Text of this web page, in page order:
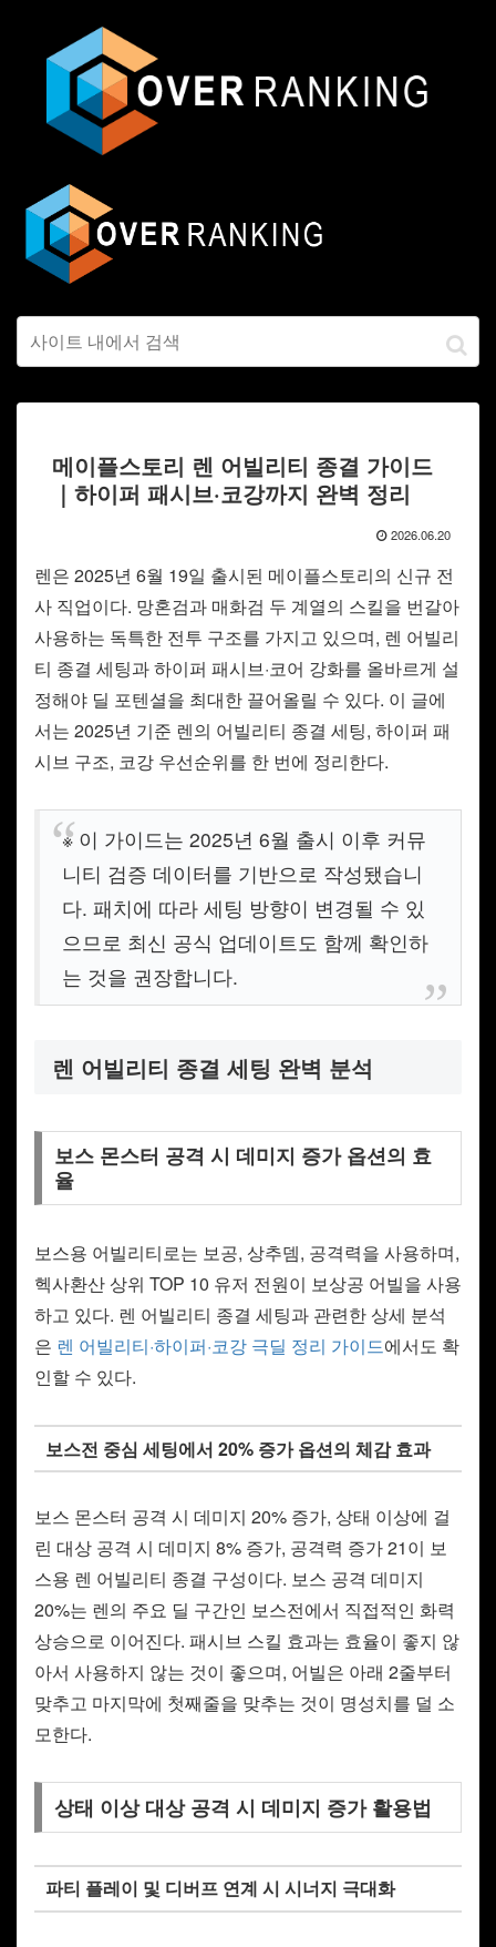
메이플스토리 렌 어빌리티 종결 가이드
｜하이퍼 패시브·코강까지 완벽 정리
2026.06.20
렌은 2025년 6월 19일 출시된 메이플스토리의 신규 전
사 직업이다. 망혼검과 매화검 두 계열의 스킬을 번갈아
사용하는 독특한 전투 구조를 가지고 있으며, 렌 어빌리
티 종결 세팅과 하이퍼 패시브·코어 강화를 올바르게 설
정해야 딜 포텐셜을 최대한 끌어올릴 수 있다. 이 글에
서는 2025년 기준 렌의 어빌리티 종결 세팅, 하이퍼 패
시브 구조, 코강 우선순위를 한 번에 정리한다.
※ 이 가이드는 2025년 6월 출시 이후 커뮤
니티 검증 데이터를 기반으로 작성됐습니
다. 패치에 따라 세팅 방향이 변경될 수 있
으므로 최신 공식 업데이트도 함께 확인하
는 것을 권장합니다.
렌 어빌리티 종결 세팅 완벽 분석
보스 몬스터 공격 시 데미지 증가 옵션의 효
율
보스용 어빌리티로는 보공, 상추뎀, 공격력을 사용하며,
헥사환산 상위 TOP 10 유저 전원이 보상공 어빌을 사용
하고 있다. 렌 어빌리티 종결 세팅과 관련한 상세 분석
은 렌 어빌리티·하이퍼·코강 극딜 정리 가이드에서도 확
인할 수 있다.
보스전 중심 세팅에서 20% 증가 옵션의 체감 효과
보스 몬스터 공격 시 데미지 20% 증가, 상태 이상에 걸
린 대상 공격 시 데미지 8% 증가, 공격력 증가 21이 보
스용 렌 어빌리티 종결 구성이다. 보스 공격 데미지
20%는 렌의 주요 딜 구간인 보스전에서 직접적인 화력
상승으로 이어진다. 패시브 스킬 효과는 효율이 좋지 않
아서 사용하지 않는 것이 좋으며, 어빌은 아래 2줄부터
맞추고 마지막에 첫째줄을 맞추는 것이 명성치를 덜 소
모한다.
상태 이상 대상 공격 시 데미지 증가 활용법
파티 플레이 및 디버프 연계 시 시너지 극대화